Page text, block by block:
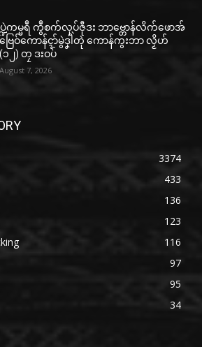
ပ္ဍဲကမ္မရဳ ကွဳစက်လုပ်ဇီုဒး ဘာဗ္တောန်လိက်ဖောအ်
ဗြေဝ်ကောန်ၚာ်မွဲဒၞါဲတုဲ ကောန်ကွးဘာ လၟိဟ်
(၁၂) တၠ ဒးဝပ်
August 7, 2026
3374
433
136
123
116
97
95
34